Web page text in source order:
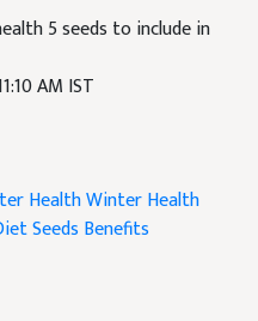
5 seeds to include in
AM IST
HealthWinter Health
Seeds Benefits